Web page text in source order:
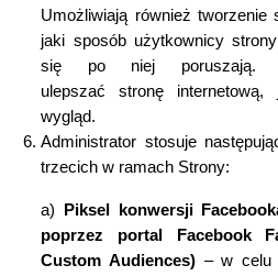
Umożliwiają również tworzenie
jaki sposób użytkownicy
się po niej poruszają.
ulepszaćstronę internetową,
wygląd.
Administrator stosuje następują
trzecich w ramach Strony:
a)
Piksel konwersji
poprzez portal Facebook
Custom Audiences) – w celu